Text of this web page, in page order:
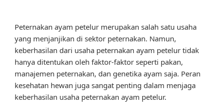
Peternakan ayam petelur merupakan salah satu usaha
yang menjanjikan di sektor peternakan. Namun,
keberhasilan dari usaha peternakan ayam petelur tidak
hanya ditentukan oleh faktor-faktor seperti pakan,
manajemen peternakan, dan genetika ayam saja. Peran
kesehatan hewan juga sangat penting dalam menjaga
keberhasilan usaha peternakan ayam petelur.